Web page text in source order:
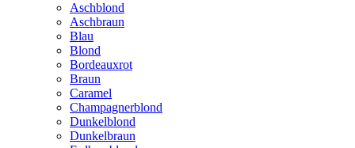
Aschblond
Aschbraun
Blau
Blond
Bordeauxrot
Braun
Caramel
Champagnerblond
Dunkelblond
Dunkelbraun